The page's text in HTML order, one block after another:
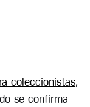
coleccionistas,
se confirma